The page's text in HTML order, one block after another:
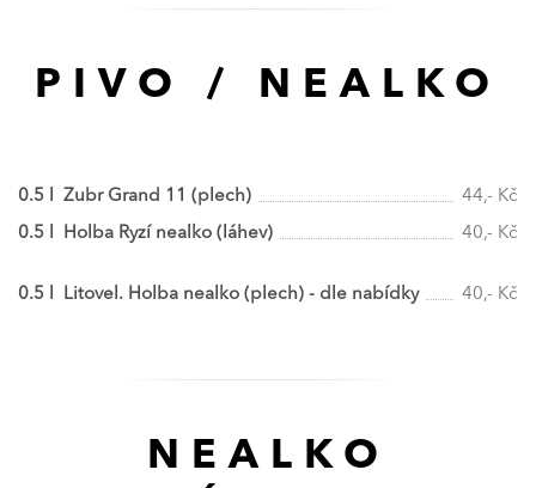
PIVO / NEALKO
0.5 l Zubr Grand 11 (plech) 44,- Kč
0.5 l Holba Ryzí nealko (láhev) 40,- Kč
0.5 l Litovel. Holba nealko (plech) - dle nabídky 40,- Kč
NEALKO